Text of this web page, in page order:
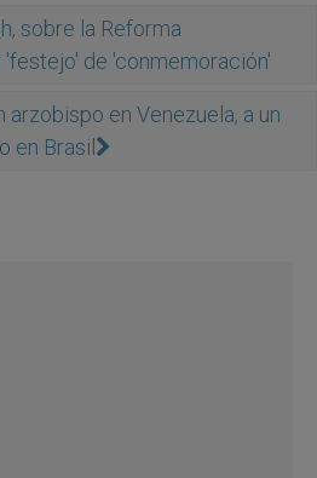
sobre la Reforma
de 'conmemoración'
arzobispo en Venezuela, a un
en Brasil